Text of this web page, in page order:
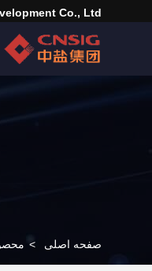
Co., Ltd.
صفحه اصلی >